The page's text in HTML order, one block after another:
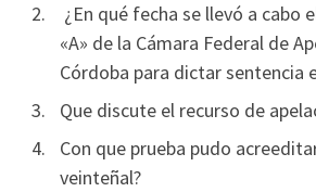
¿En qué fecha se llevó a cabo
«A» de la Cámara Federal de
Córdoba para dictar sentencia
Que discute el recurso de
Con que prueba pudo
veinteñal?